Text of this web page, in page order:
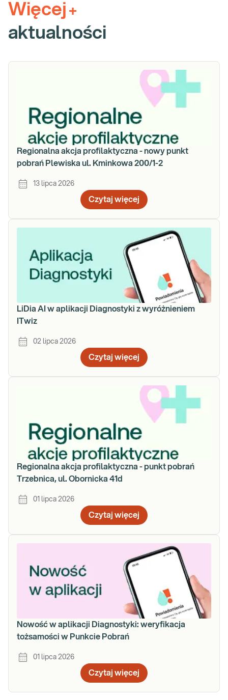
Więcej +
aktualności
Regionalna akcja profilaktyczna - nowy punkt
pobrań Plewiska ul. Kminkowa 200/1-2
13 lipca 2026
Czytaj więcej
LiDia AI w aplikacji Diagnostyki z wyróżnieniem
ITwiz
02 lipca 2026
Czytaj więcej
Regionalna akcja profilaktyczna - punkt pobrań
Trzebnica, ul. Obornicka 41d
01 lipca 2026
Czytaj więcej
Nowość w aplikacji Diagnostyki: weryfikacja
tożsamości w Punkcie Pobrań
01 lipca 2026
Czytaj więcej